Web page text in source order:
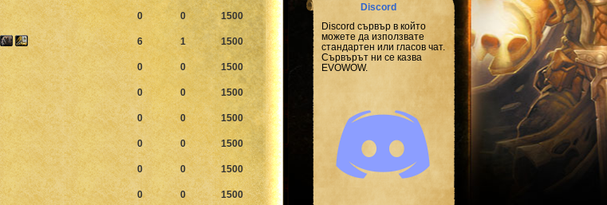
Discord
Discord сървър в който
можете да използвате
стандартен или гласов чат.
Сървърът ни се казва
EVOWOW.
0 0 1500
6 1 1500
0 0 1500
0 0 1500
0 0 1500
0 0 1500
0 0 1500
0 0 1500